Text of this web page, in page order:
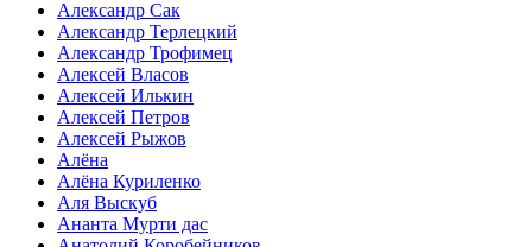
Александр Сак
Александр Терлецкий
Александр Трофимец
Алексей Власов
Алексей Илькин
Алексей Петров
Алексей Рыжов
Алёна
Алёна Куриленко
Аля Выскуб
Ананта Мурти дас